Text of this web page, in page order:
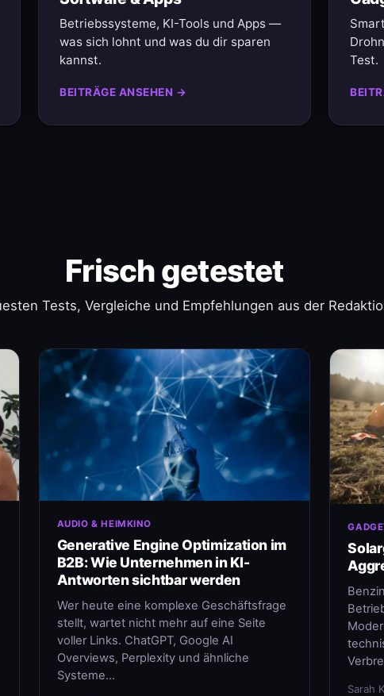
Betriebssysteme, KI-Tools und Apps —
was sich lohnt und was du dir sparen
kannst.
BEITRÄGE ANSEHEN →
Test.
Frisch getestet
Tests, Vergleiche und Empfehlungen aus der
AUDIO & HEIMKINO
Generative Engine Optimization im
B2B: Wie Unternehmen in KI-
Antworten sichtbar werden
Wer heute eine komplexe Geschäftsfrage
stellt, wartet nicht mehr auf eine Seite
voller Links. ChatGPT, Google AI
Overviews, Perplexity und ähnliche
Systeme…
Sarah